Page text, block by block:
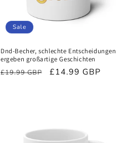
Sale
Dnd-Becher, schlechte Entscheidungen
ergeben großartige Geschichten
Normaler
£19.99 GBP Verkaufspreis
£14.99 GBP